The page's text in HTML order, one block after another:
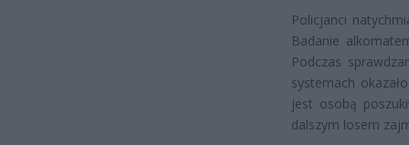
Policjanci
Badanie
Podczas
systemach
jest osobą
dalszym losem